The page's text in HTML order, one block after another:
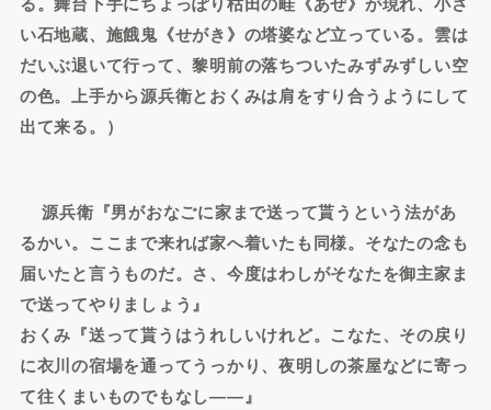
い石地蔵、施餓鬼《せがき》の塔婆など立っている。雲は
だいぶ退いて行って、黎明前の落ちついたみずみずしい空
の色。上手から源兵衛とおくみは肩をすり合うようにして
出て来る。）
源兵衛『男がおなごに家まで送って貰うという法があ
るかい。ここまで来れば家へ着いたも同様。そなたの念も
届いたと言うものだ。さ、今度はわしがそなたを御主家ま
で送ってやりましょう』
おくみ『送って貰うはうれしいけれど。こなた、その戻り
に衣川の宿場を通ってうっかり、夜明しの茶屋などに寄っ
て往くまいものでもなし――』